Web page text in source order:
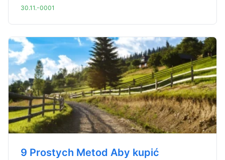
30.11.-0001
9 Prostych Metod Aby kupić